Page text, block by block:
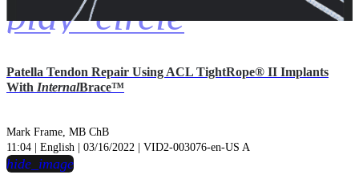
play_circle
Patella Tendon Repair Using ACL TightRope® II Implants
With InternalBrace™
Mark Frame, MB ChB
11:04 | English | 03/16/2022 | VID2-003076-en-US A
hide_image